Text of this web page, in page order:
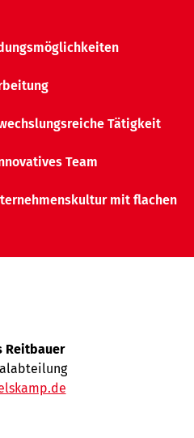
Tätigkeit
Team
mit flachen
Reitbauer